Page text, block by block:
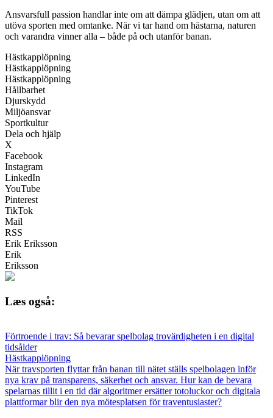
Ansvarsfull passion handlar inte om att dämpa glädjen, utan om att
utöva sporten med omtanke. När vi tar hand om hästarna, naturen
och varandra vinner alla – både på och utanför banan.
Hästkapplöpning
Hästkapplöpning
Hästkapplöpning
Hållbarhet
Djurskydd
Miljöansvar
Sportkultur
Dela och hjälp
X
Facebook
Instagram
LinkedIn
YouTube
Pinterest
TikTok
Mail
RSS
Erik Eriksson
Erik
Eriksson
Læs også:
Förtroende i trav: Så bevarar spelbolag trovärdigheten i en digital
tidsålder
Hästkapplöpning
När travsporten flyttar från banan till nätet ställs spelbolagen inför
nya krav på transparens, säkerhet och ansvar. Hur kan de bevara
spelarnas tillit i en tid där algoritmer ersätter totoluckor och digitala
plattformar blir den nya mötesplatsen för traventusiaster?